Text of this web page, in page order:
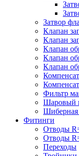
Затвор
Клапан
Клапан
Клапан
Клапан
Клапан
Фильтр
Шаровый
Шиберная
Фитинги
Отводы
Отводы
Переходы